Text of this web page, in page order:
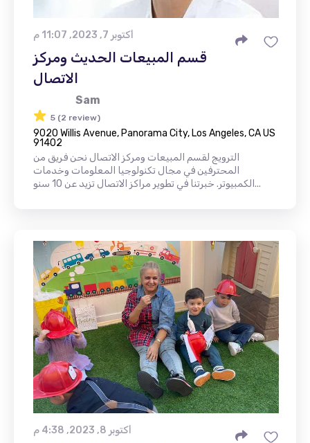
أكتوبر 7, 2023, 11:07 م
قسم المبيعات الحديث ومركز
الاتصال
Sam
5 (2 review)
9020 Willis Avenue, Panorama City, Los Angeles, CA US
91402
الترويج لقسم المبيعات ومركز الاتصال نحن فريق من
المحترفين في مجال تكنولوجيا المعلومات وخدمات
الكمبيوتر. خبرتنا في تطوير مراكز الاتصال تزيد عن 10 سنو...
أكتوبر 8, 2023, 4:38 م